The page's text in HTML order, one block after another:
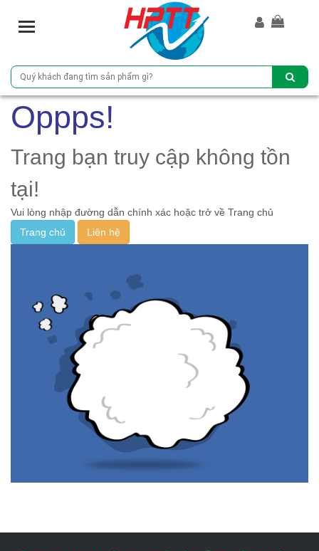
T
l
e
n
i
g
a
t
i
o
Oppps!
Trang bạn truy cập không tồn
tại!
Vui lòng nhập đường dẫn chính xác hoặc trở về Trang chủ
Trang chủ
Liên hệ